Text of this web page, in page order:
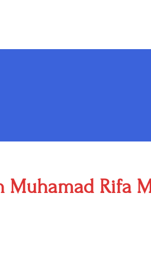
Muhamad Rifa